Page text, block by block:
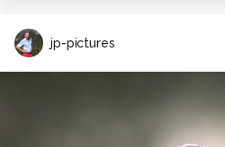
jp-pictures